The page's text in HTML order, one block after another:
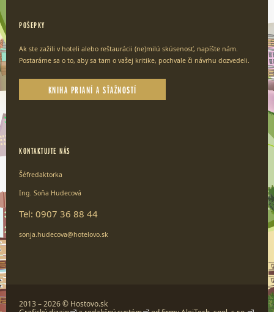
POŠEPKY
Ak ste zažili v hoteli alebo reštaurácii (ne)milú skúsenosť, napíšte nám.
Postaráme sa o to, aby sa tam o vašej kritike, pochvale či návrhu dozvedeli.
KNIHA PRIANÍ A SŤAŽNOSTÍ
KONTAKTUJTE NÁS
Šéfredaktorka
Ing. Soňa Hudecová
Tel: 0907 36 88 44
sonja.hudecova@hotelovo.sk
2013 – 2026 © Hostovo.sk